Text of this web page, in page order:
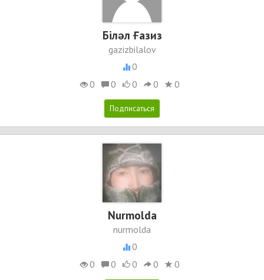
Білəл Ғазиз
gazizbilalov
0
0
0 0 0 0
Nurmolda
nurmolda
0
0
0 0 0 0